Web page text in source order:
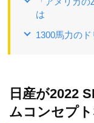
は
1300馬力の
日産が2022
ムコンセプ